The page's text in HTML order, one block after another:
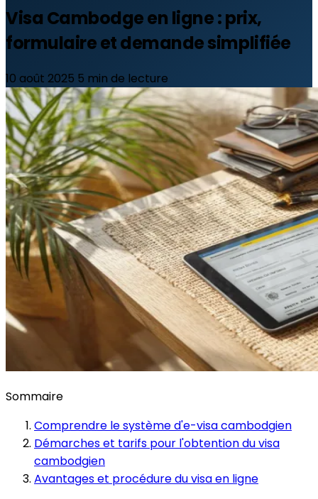
Visa Cambodge en ligne : prix,
formulaire et demande simplifiée
10 août 2025 5 min de lecture
Sommaire
Comprendre le système d'e-visa cambodgien
Démarches et tarifs pour l'obtention du visa
cambodgien
Avantages et procédure du visa en ligne